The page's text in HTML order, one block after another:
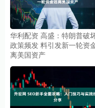
华利配资 高盛：特朗普破
政策频发 料引发新一轮资
离美国资产